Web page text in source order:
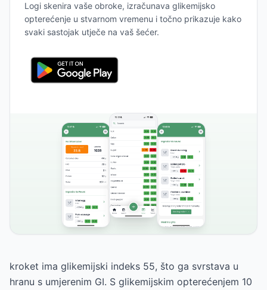
Logi skenira vaše obroke, izračunava glikemijsko
opterećenje u stvarnom vremenu i točno prikazuje kako
svaki sastojak utječe na vaš šećer.
kroket ima glikemijski indeks 55, što ga svrstava u
hranu s umjerenim GI. S glikemijskim opterećenjem 10